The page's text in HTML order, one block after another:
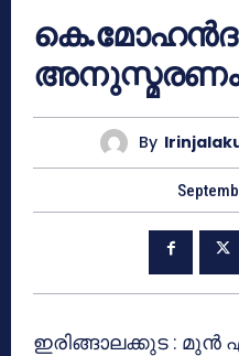
അനുസ്മരണം
By
ഇരിങ്ങാലക്കുട : മുൻ